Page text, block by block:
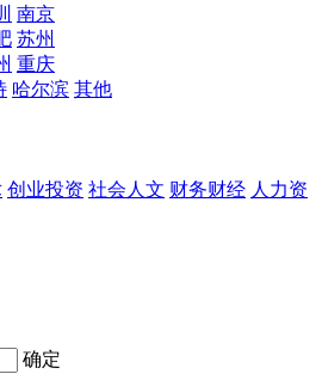
南京
苏州
重庆
哈尔滨 其他
创业投资 社会人文 财务财经 人力资
确定